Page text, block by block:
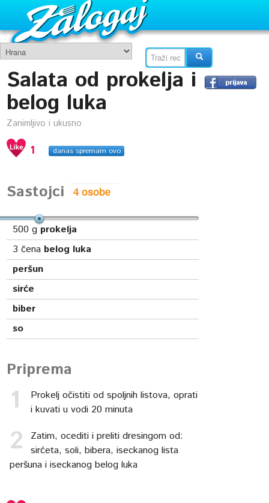
Salata od prokelja i
belog luka
Zanimljivo i ukusno
1 danas spremam ovo
Sastojci
500 g prokelja
3 čena belog luka
peršun
sirće
biber
so
Priprema
Prokelj očistiti od spoljnih listova, oprati
i kuvati u vodi 20 minuta
Zatim, ocediti i preliti dresingom od:
sirćeta, soli, bibera, iseckanog lista
peršuna i iseckanog belog luka